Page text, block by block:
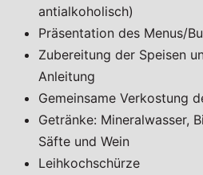
antialkoholisch)
Präsentation des Menus/
Zubereitung der Speisen
Anleitung
Gemeinsame Verkostung
Getränke: Mineralwasser,
Säfte und Wein
Leihkochschürze